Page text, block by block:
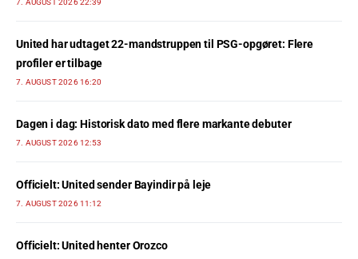
7. AUGUST 2026 22:39
United har udtaget 22-mandstruppen til PSG-opgøret: Flere
profiler er tilbage
7. AUGUST 2026 16:20
Dagen i dag: Historisk dato med flere markante debuter
7. AUGUST 2026 12:53
Officielt: United sender Bayindir på leje
7. AUGUST 2026 11:12
Officielt: United henter Orozco